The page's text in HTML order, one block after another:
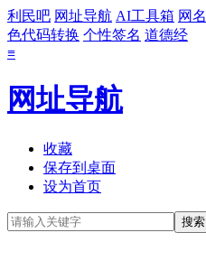
利民吧 网址导航 AI工具箱 网名
色代码转换 个性签名 道德经
≡
网址导航
收藏
保存到桌面
设为首页